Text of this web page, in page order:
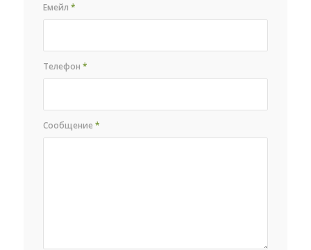
Емейл*
Телефон*
Сообщение*